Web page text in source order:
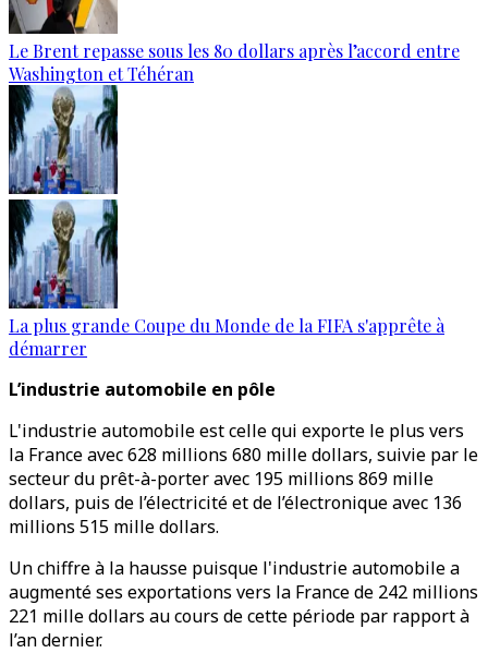
Le Brent repasse sous les 80 dollars après l’accord entre
Washington et Téhéran
La plus grande Coupe du Monde de la FIFA s'apprête à
démarrer
L’industrie automobile en pôle
L'industrie automobile est celle qui exporte le plus vers
la France avec 628 millions 680 mille dollars, suivie par le
secteur du prêt-à-porter avec 195 millions 869 mille
dollars, puis de l’électricité et de l’électronique avec 136
millions 515 mille dollars.
Un chiffre à la hausse puisque l'industrie automobile a
augmenté ses exportations vers la France de 242 millions
221 mille dollars au cours de cette période par rapport à
l’an dernier.